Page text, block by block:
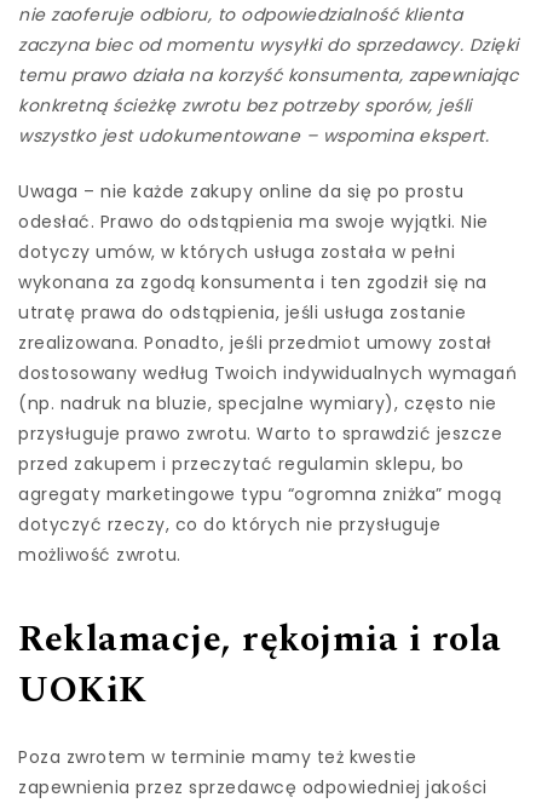
nie zaoferuje odbioru, to odpowiedzialność klienta
zaczyna biec od momentu wysyłki do sprzedawcy. Dzięki
temu prawo działa na korzyść konsumenta, zapewniając
konkretną ścieżkę zwrotu bez potrzeby sporów, jeśli
wszystko jest udokumentowane – wspomina ekspert.
Uwaga – nie każde zakupy online da się po prostu
odesłać. Prawo do odstąpienia ma swoje wyjątki. Nie
dotyczy umów, w których usługa została w pełni
wykonana za zgodą konsumenta i ten zgodził się na
utratę prawa do odstąpienia, jeśli usługa zostanie
zrealizowana. Ponadto, jeśli przedmiot umowy został
dostosowany według Twoich indywidualnych wymagań
(np. nadruk na bluzie, specjalne wymiary), często nie
przysługuje prawo zwrotu. Warto to sprawdzić jeszcze
przed zakupem i przeczytać regulamin sklepu, bo
agregaty marketingowe typu “ogromna zniżka” mogą
dotyczyć rzeczy, co do których nie przysługuje
możliwość zwrotu.
Reklamacje, rękojmia i rola
UOKiK
Poza zwrotem w terminie mamy też kwestie
zapewnienia przez sprzedawcę odpowiedniej jakości